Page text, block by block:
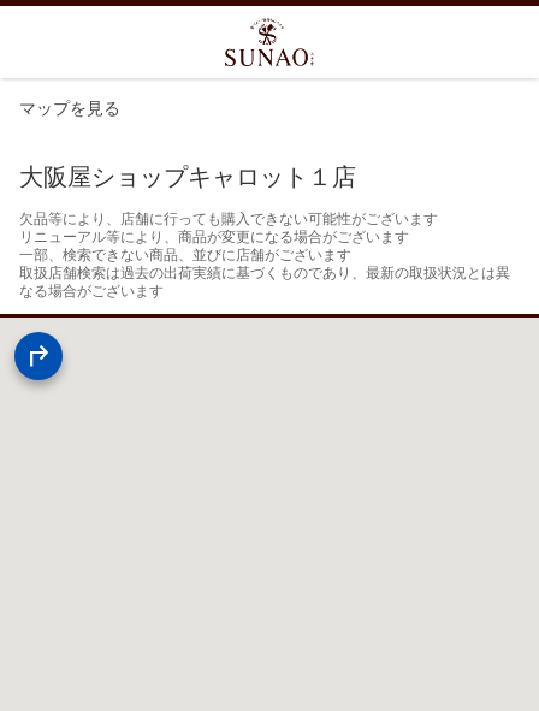
マップを見る
大阪屋ショップキャロット１店
欠品等により、店舗に行っても購入できない可能性がございます
リニューアル等により、商品が変更になる場合がございます
一部、検索できない商品、並びに店舗がございます
取扱店舗検索は過去の出荷実績に基づくものであり、最新の取扱状況とは異
なる場合がございます